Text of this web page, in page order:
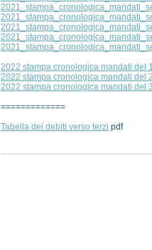
2022 stampa cronologica mandati del
2022 stampa cronologica mandati del
2022 stampa cronologica mandati del
=============
Tabella dei debiti verso terzi pdf